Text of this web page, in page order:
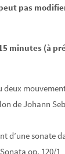
pas
minutes (à
deux
de Johann
d’une sonate
op. 120/1